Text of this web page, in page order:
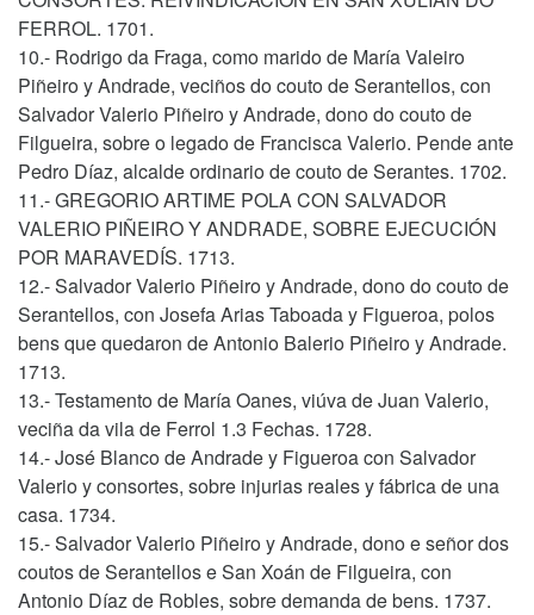
FERROL. 1701.
10.- Rodrigo da Fraga, como marido de María Valeiro
Piñeiro y Andrade, veciños do couto de Serantellos, con
Salvador Valerio Piñeiro y Andrade, dono do couto de
Filgueira, sobre o legado de Francisca Valerio. Pende ante
Pedro Díaz, alcalde ordinario de couto de Serantes. 1702.
11.- GREGORIO ARTIME POLA CON SALVADOR
VALERIO PIÑEIRO Y ANDRADE, SOBRE EJECUCIÓN
POR MARAVEDÍS. 1713.
12.- Salvador Valerio Piñeiro y Andrade, dono do couto de
Serantellos, con Josefa Arias Taboada y Figueroa, polos
bens que quedaron de Antonio Balerio Piñeiro y Andrade.
1713.
13.- Testamento de María Oanes, viúva de Juan Valerio,
veciña da vila de Ferrol 1.3 Fechas. 1728.
14.- José Blanco de Andrade y Figueroa con Salvador
Valerio y consortes, sobre injurias reales y fábrica de una
casa. 1734.
15.- Salvador Valerio Piñeiro y Andrade, dono e señor dos
coutos de Serantellos e San Xoán de Filgueira, con
Antonio Díaz de Robles, sobre demanda de bens. 1737.